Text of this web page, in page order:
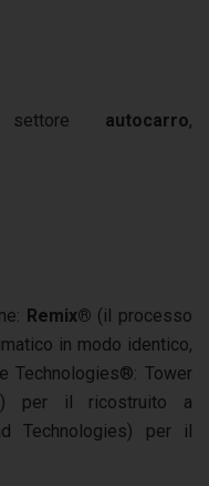
settore autocarro,
Remix® (il processo
in modo identico,
Technologies®: Tower
) per il ricostruito a
Technologies) per il